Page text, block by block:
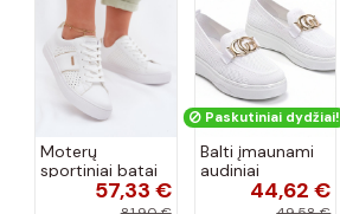
Moterų
sportiniai batai
su ažūro
elementais Big
57,33 €
Paskutiniai dydžiai!
Balti įmaunami
audiniai
sportbačiai su
44,62 €